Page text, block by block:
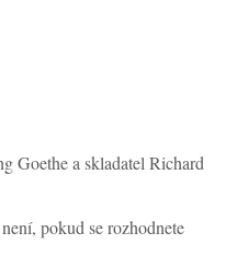
Goethe a skladatel Richard
pokud se rozhodnete